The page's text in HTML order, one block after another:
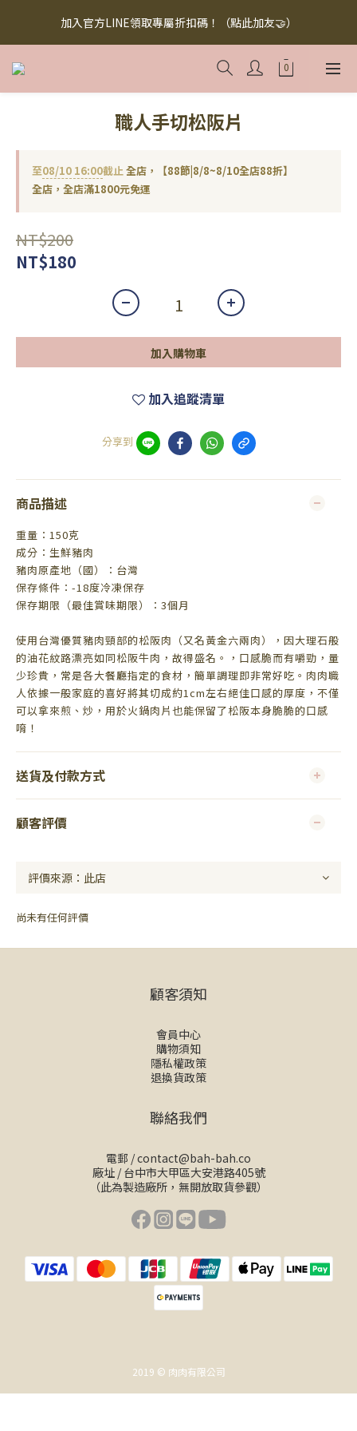
【無添加懶人料理】懶人救星，美味救援！快來下訂！買多省多！
（點此下訂！）
加入官方LINE領取專屬折扣碼！（點此加友🤝）
【無添加懶人料理】懶人救星，美味救援！快來下訂！買多省多！
職人手切松阪片
至08/10 16:00截止全店，【88節|8/8~8/10全店88折】
全店，全店滿1800元免運
NT$200
NT$180
加入購物車
加入追蹤清單
分享到
商品描述
重量：150克
成分：生鮮豬肉
豬肉原產地（國）：台灣
保存條件：-18度冷凍保存
保存期限（最佳賞味期限）：3個月
使用台灣優質豬肉頸部的松阪肉（又名黃金六兩肉），因大理石般
的油花紋路漂亮如同松阪牛肉，故得盛名。，口感脆而有嚼勁，量
少珍貴，常是各大餐廳指定的食材，簡單調理即非常好吃。肉肉職
人依據一般家庭的喜好將其切成約1cm左右絕佳口感的厚度，不僅
可以拿來煎、炒，用於火鍋肉片也能保留了松阪本身脆脆的口感
唷！
送貨及付款方式
顧客評價
尚未有任何評價
顧客須知
會員中心
購物須知
隱私權政策
退換貨政策
聯絡我們
電郵 /contact@bah-bah.co
廠址 / 台中市大甲區大安港路405號
（此為製造廠所，無開放取貨參觀）
2019 © 肉肉有限公司